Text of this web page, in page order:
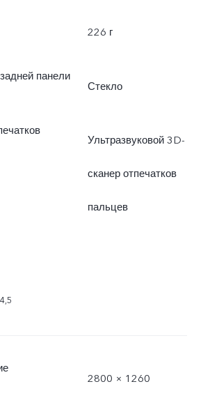
226 г
панели
Стекло
Ультразвуковой 3D-
сканер отпечатков
пальцев
4,5
2800 × 1260